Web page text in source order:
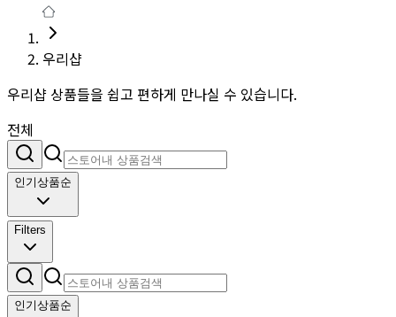
우리샵
우리샵 상품들을 쉽고 편하게 만나실 수 있습니다.
전체
인기상품순
Filters
인기상품순